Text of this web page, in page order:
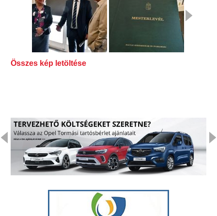
Összes kép letöltése